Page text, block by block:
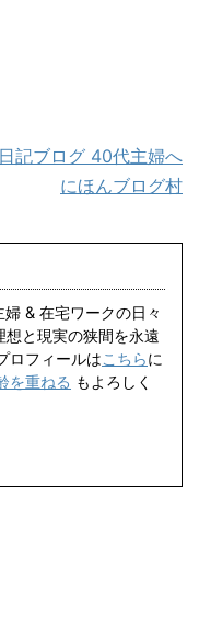
にほんブログ村
& 在宅ワークの日々
と現実の狭間を永遠
ロフィールはこちらに
を重ねる もよろしく